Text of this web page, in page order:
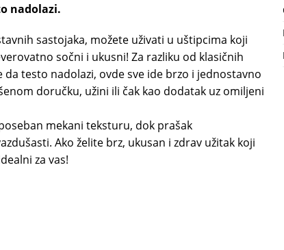
nadolazi.
sastojaka, možete uživati u uštipcima koji
sočni i ukusni! Za razliku od klasičnih
testo nadolazi, ovde sve ide brzo i jednostavno
doručku, užini ili čak kao dodatak uz omiljeni
mekani teksturu, dok prašak
Ako želite brz, ukusan i zdrav užitak koji
za vas!